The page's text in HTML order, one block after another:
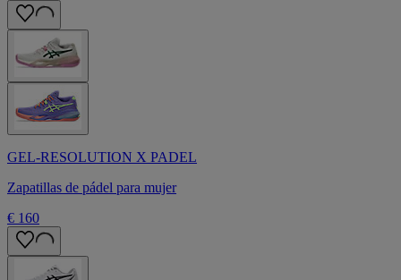
GEL-RESOLUTION X PADEL
Zapatillas de pádel para mujer
€ 160